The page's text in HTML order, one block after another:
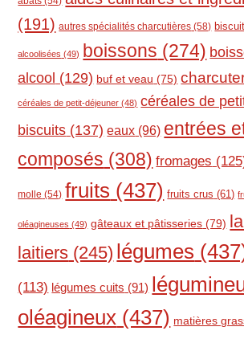
(191) autres spécialités charcutières (58)
alcoolisées (49) boissons (274)
alcool (129) buf et veau (75)
céréales de petit-déjeuner (48) céréales de
biscuits (137) eaux (96) entrées
composés (308) fromages
molle (54) fruits (437) fruits crus (61)
oléagineuses (49) gâteaux et pâtisseries (79)
laitiers (245) légumes
(113) légumes cuits (91)
oléagineux (437) matières